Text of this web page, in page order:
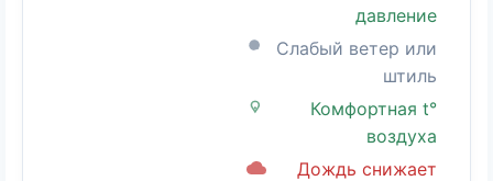
давление
Слабый ветер или
штиль
Комфортная t°
воздуха
Дождь снижает